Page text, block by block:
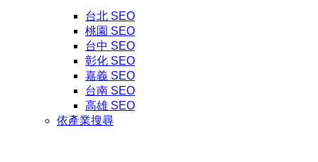
台北 SEO
桃園 SEO
台中 SEO
彰化 SEO
嘉義 SEO
台南 SEO
高雄 SEO
依產業搜尋